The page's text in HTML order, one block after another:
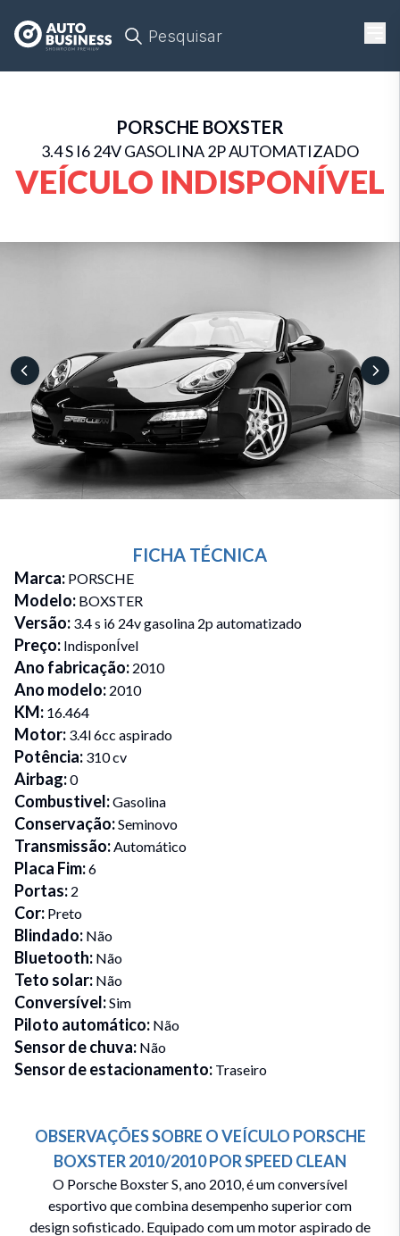
Pesquisar
PORSCHE BOXSTER
3.4 S I6 24V GASOLINA 2P AUTOMATIZADO
VEÍCULO INDISPONÍVEL
FICHA TÉCNICA
Marca: PORSCHE
Modelo: BOXSTER
Versão: 3.4 s i6 24v gasolina 2p automatizado
Preço: IndisponÍvel
Ano fabricação: 2010
Ano modelo: 2010
KM: 16.464
Motor: 3.4l 6cc aspirado
Potência: 310 cv
Airbag:0
Combustivel:Gasolina
Conservação:Seminovo
Transmissão:Automático
Placa Fim:6
Portas: 2
Cor: Preto
Blindado: Não
Bluetooth: Não
Teto solar: Não
Conversível:Sim
Piloto automático: Não
Sensor de chuva: Não
Sensor de estacionamento: Traseiro
OBSERVAÇÕES SOBRE O VEÍCULO PORSCHE
BOXSTER2010/2010PORSPEED CLEAN
O Porsche Boxster S, ano 2010, é um conversível
esportivo que combina desempenho superior com
design sofisticado. Equipado com um motor aspirado de